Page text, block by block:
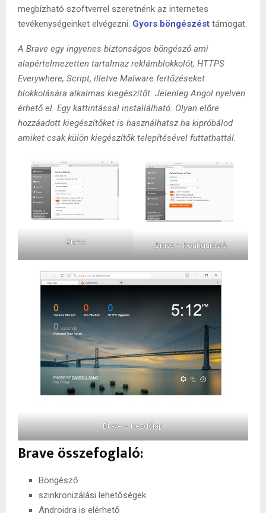
megbízható szoftverrel szeretnénk az internetes
tevékenységeinket elvégezni. Gyors böngészést támogat.
A Brave egy ingyenes biztonságos böngésző ami
alapértelmezetten tartalmaz reklámblokkolót, HTTPS
Everywhere, Script, illetve Malware fertőzéseket
blokkolására alkalmas kiegészítőt. Jelenleg Angol nyelven
érhető el. Egy kattintással installálható. Olyan előre
hozzáadott kiegészítőket is használhatsz ha kipróbálod
amiket csak külön kiegészítők telepítésével futtathattál.
Brave Brave – Konfiguráció
Brave – Kezdőlap
Brave összefoglaló:
Böngésző
szinkronizálási lehetőségek
Androidra is elérhető